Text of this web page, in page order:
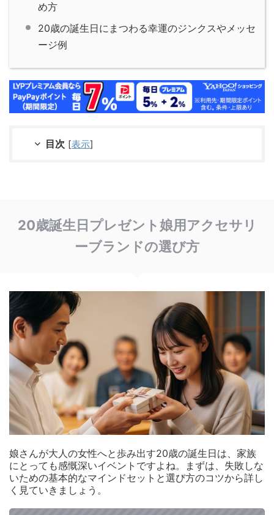
め方
20歳の誕生日にまつわる幸運のジンクスやメッセ
ージ例
目次 [表示]
20歳誕生日プレゼント娘用アクセサリ
ーブランドの選び方
娘さんが大人の女性へと歩み出す20歳の誕生日は、家族
にとっても感慨深いイベントですよね。まずは、失敗しな
いための基本的なマインドセットと選び方のコツから詳し
く見ていきましょう。